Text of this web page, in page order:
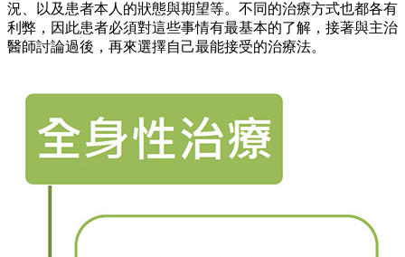
況、以及患者本人的狀態與期望等。不同的治療方式也都各有
利弊，因此患者必須對這些事情有最基本的了解，接著與主治
醫師討論過後，再來選擇自己最能接受的治療法。